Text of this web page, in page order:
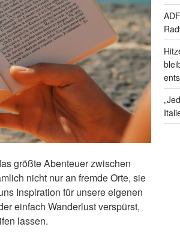
größte Abenteuer zwischen
nicht nur an fremde Orte, sie
Inspiration für unsere eigenen
einfach Wanderlust verspürst,
lassen.